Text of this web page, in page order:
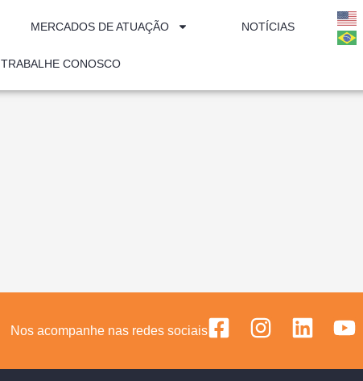
MERCADOS DE ATUAÇÃO NOTÍCIAS
TRABALHE CONOSCO
Nos acompanhe nas redes sociais